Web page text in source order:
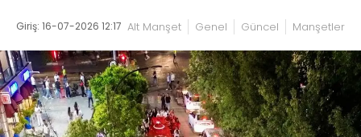
Giriş: 16-07-2026 12:17 Alt Manşet Genel Güncel Manşetler